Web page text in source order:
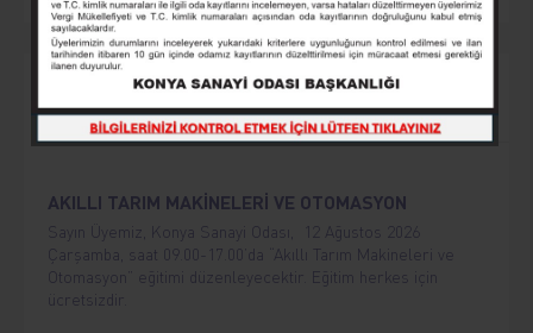
Yaklaşan Etkinlikler
AKILLI TARIM MAKİNELERİ VE OTOMASYON
Sayın Üyemiz, Konya Sanayi Odası, 12 Ağustos 2026
Çarşamba, saat 09.00-17.00’da “Akıllı Tarım Makineleri ve
Otomasyon” eğitimi düzenleyecektir. Eğitim herkes için
ücretsizdir.